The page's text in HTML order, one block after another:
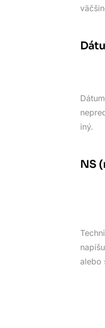
iný.
NS
alebo